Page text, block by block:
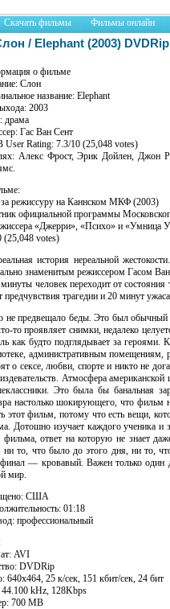
Скачать фильмы Фильмы онлайн
/ Elephant (2003) DVDRip
о фильме
Слон
название: Elephant
2003
драма
Гас Ван Сент
User Rating: 7.3/10 (25,048 votes)
Алекс Фрост, Эрик Дойлен, Джон
режиссуру на Каннском МКФ (2003)
официальной программы
«Джерри», «Психо» и «Умница
(25,048 votes)
история нереальной
знаменитым режиссером Гасом
человек переходит от
предчувствия трагедии и 20 минут
не предвещало беды. Это был обычный
то проявляет снимки, недалеко
как будто подглядывает за
административным помещениям,
о сексе, любви, спорте и никто не
Атмосфера
Это была бы банальная
настолько шокирующего, что фильм
этот фильм, потому что есть вещи,
Дотошно изучает каждого ученика и
фильма, ответ на которую не знает
ни то, что было до этого дня, ни то,
— кровавый. Важен только один
мир.
США
01:18
профессиональный
AVI
DVDRip
640x464, 25 к/сек, 151 кбит/сек, 24 бит
44.100 kHz, 128Kbps
700 МВ